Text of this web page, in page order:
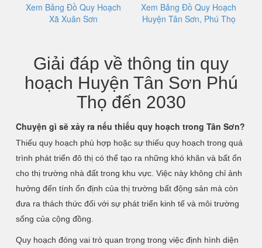
Xem Bảng Đồ Quy Hoạch
Xã Xuân Sơn
Xem Bảng Đồ Quy Hoạch
Huyện Tân Sơn, Phú Thọ
Giải đáp về thông tin quy
hoạch Huyện Tân Sơn Phú
Thọ đến 2030
Chuyện gì sẽ xảy ra nếu thiếu quy hoạch trong Tân Sơn?
Thiếu quy hoạch phù hợp hoặc sự thiếu quy hoạch trong quá
trình phát triển đô thị có thể tạo ra những khó khăn và bất ổn
cho thị trường nhà đất trong khu vực. Việc này không chỉ ảnh
hưởng đến tính ổn định của thị trường bất động sản mà còn
đưa ra thách thức đối với sự phát triển kinh tế và môi trường
sống của cộng đồng.
Quy hoạch đóng vai trò quan trọng trong việc định hình diện